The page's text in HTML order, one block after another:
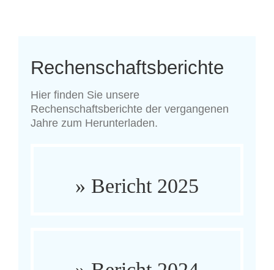
Rechenschaftsberichte
Hier finden Sie unsere
Rechenschaftsberichte der vergangenen
Jahre zum Herunterladen.
» Bericht 2025